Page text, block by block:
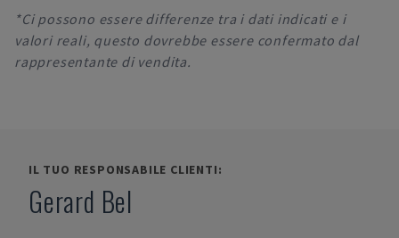
*Ci possono essere differenze tra i dati indicati e i
valori reali, questo dovrebbe essere confermato dal
rappresentante di vendita.
IL TUO RESPONSABILE CLIENTI:
Gerard Bel